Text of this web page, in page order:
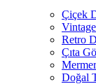
Çiçek
Retro
Çıta
Doğal